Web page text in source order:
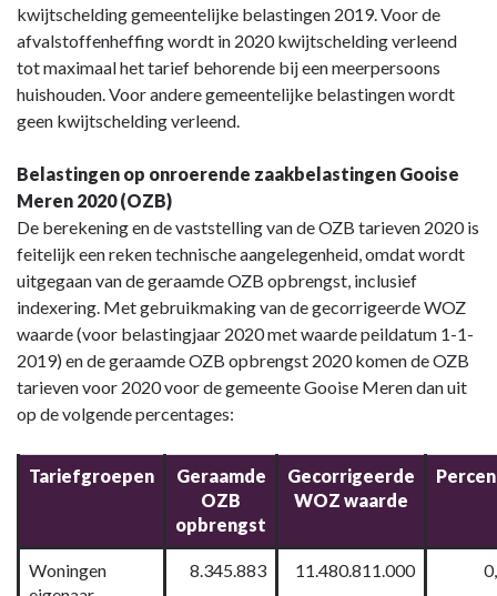
kwijtschelding gemeentelijke belastingen 2019. Voor de
afvalstoffenheffing wordt in 2020 kwijtschelding verleend
tot maximaal het tarief behorende bij een meerpersoons
huishouden. Voor andere gemeentelijke belastingen wordt
geen kwijtschelding verleend.
Belastingen op onroerende zaakbelastingen Gooise
Meren 2020 (OZB)
De berekening en de vaststelling van de OZB tarieven 2020 is
feitelijk een reken technische aangelegenheid, omdat wordt
uitgegaan van de geraamde OZB opbrengst, inclusief
indexering. Met gebruikmaking van de gecorrigeerde WOZ
waarde (voor belastingjaar 2020 met waarde peildatum 1-1-
2019) en de geraamde OZB opbrengst 2020 komen de OZB
tarieven voor 2020 voor de gemeente Gooise Meren dan uit
op de volgende percentages:
Tariefgroepen
Geraamde
OZB
opbrengst
Gecorrigeerde
WOZ waarde
Woningen
8.345.883 11.480.811.000